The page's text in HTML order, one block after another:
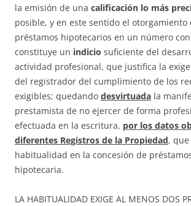
la emisión de una calificación lo más
posible, y en este sentido el otorgamiento
préstamos hipotecarios en un número
constituye un indicio suficiente del
actividad profesional, que justifica la
del registrador del cumplimiento de los
exigibles; quedando desvirtuada la
prestamista de no ejercer de forma
efectuada en la escritura, por los datos
diferentes Registros de la Propiedad,
habitualidad en la concesión de
hipotecaria.
LA HABITUALIDAD EXIGE AL MENOS DOS